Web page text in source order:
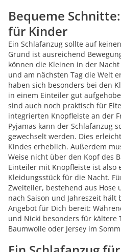
Bequeme
für Kinder
Ein Schlafanzug sollte auf
Grund ist ausreichend
können die Kleinen in der
und am nächsten Tag die Welt
haben sich besonders bei den
in einem Einteiler gut
sind auch noch praktisch für
integrierten Knopfleiste an der
Pyjamas kann der Schlafanzug
gewechselt werden. Dies
Kindes erheblich. Außerdem
Weise nicht über den Kopf des
Einteiler mit Knopfleiste ist also
Kleidungsstück für die Nacht.
Zweiteiler, bestehend aus Hose
nach Saison und Jahreszeit
Angebot für Dich bereit:
und Nicki besonders für kältere
Baumwolle oder Jersey im